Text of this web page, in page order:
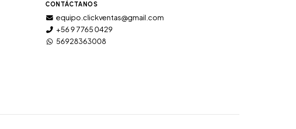
CONTÁCTANOS
equipo.clickventas@gmail.com
+56 9 7765 0429
56928363008